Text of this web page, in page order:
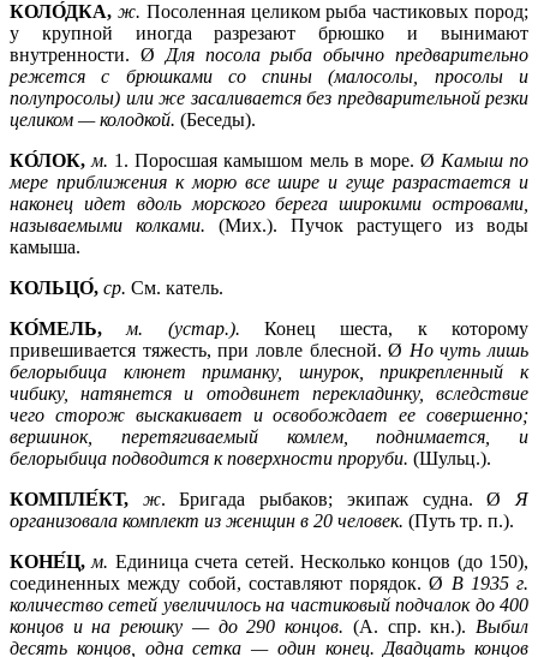
КОЛО́ДКА, ж. Посоленная целиком рыба частиковых пород;
у крупной иногда разрезают брюшко и вынимают
внутренности. Ø Для посола рыба обычно предварительно
режется с брюшками со спины (малосолы, просолы и
полупросолы) или же засаливается без предварительной резки
целиком — колодкой. (Беседы).
КО́ЛОК, м. 1. Поросшая камышом мель в море. Ø Камыш по
мере приближения к морю все шире и гуще разрастается и
наконец идет вдоль морского берега широкими островами,
называемыми колками. (Мих.). Пучок растущего из воды
камыша.
КОЛЬЦО́, ср. См. катель.
КО́МЕЛЬ, м. (устар.).Конец шеста, к которому
привешивается тяжесть, при ловле блесной. Ø Но чуть лишь
белорыбица клюнет приманку, шнурок, прикрепленный к
чибику, натянется и отодвинет перекладинку, вследствие
чего сторож выскакивает и освобождает ее совершенно;
вершинок, перетягиваемый комлем, поднимается, и
белорыбица подводится к поверхности проруби. (Шульц.).
КОМПЛЕ́КТ, ж. Бригада рыбаков; экипаж судна. Ø Я
организовала комплект из женщин в 20 человек. (Путь тр. п.).
КОНЕ́Ц, м. Единица счета сетей. Несколько концов (до 150),
соединенных между собой, составляют порядок. Ø В 1935 г.
количество сетей увеличилось на частиковый подчалок до 400
концов и на реюшку — до 290 концов. (А. спр. кн.). Выбил
десять концов, одна сетка — один конец. Двадцать концов